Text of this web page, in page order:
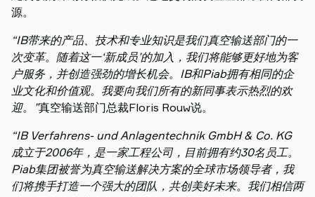
源。
“IB带来的产品、技术和专业知识是我们真空输送部门的一
次变革。随着这一‘新成员’的加入，我们将能够更好地为客
户服务，并创造强劲的增长机会。IB和Piab拥有相同的企
业文化和价值观。我要向我们所有的新同事表示热烈的欢
迎。”真空输送部门总裁Floris Rouw说。
“IB Verfahrens- und Anlagentechnik GmbH & Co. KG
成立于2006年，是一家工程公司，目前拥有约30名员工。
Piab集团被誉为真空输送解决方案的全球市场领导者，我
们将携手打造一个强大的团队，共创美好未来。我们相信两
伴
shop